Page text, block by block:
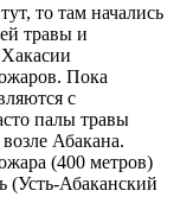
то там начались
травы и
Пока
с
палы травы
Абакана.
(400 метров)
(Усть-Абаканский